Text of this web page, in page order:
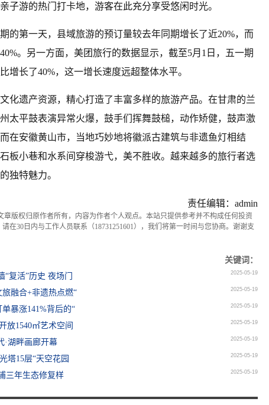
子游的热门打卡地，游客在此充分享受悠闲时光。
的第一天，县域旅游的预订量较去年同期增长了近20%，而
。另一方面，美团旅行的数据显示，截至5月1日，五一期
增长了40%，这一增长速度远超整体水平。
化遗产资源，精心打造了丰富多样的旅游产品。在甘肃的兰
太平鼓表演异常火爆，鼓手们挥舞鼓槌，动作矫健，鼓声激
在安徽黄山市，当地巧妙地将徽派古建筑与非遗鱼灯相结
板小巷和水系间穿梭游弋，美不胜收。越来越多的旅行者选
独特魅力。
责任编辑：admin
版权归原作者所有，内容为作者个人观点。本站只提供参考并不构成任何投资
在30日内与工作人员联系（18731251601），我们将第一时间与您协商。谢谢支
关键词：
复活”历史 夜场门
2025-05-19
融合+非遗热点燃“ 2025-05-19
暴涨141%背后的“ 2025-05-19
放1540㎡艺术空间 2025-05-19
·湖畔画廊开幕 2025-05-19
塔15层“天空花园 2025-05-19
三年生态修复样 2025-05-19